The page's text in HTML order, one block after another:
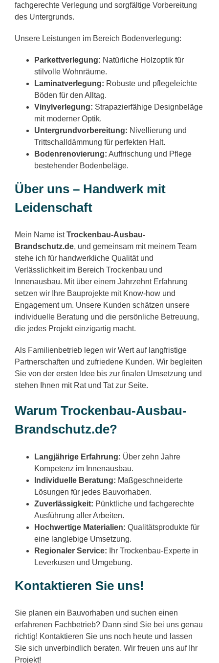
fachgerechte Verlegung und sorgfältige Vorbereitung
des Untergrunds.
Unsere Leistungen im Bereich Bodenverlegung:
Parkettverlegung: Natürliche Holzoptik für
stilvolle Wohnräume.
Laminatverlegung: Robuste und pflegeleichte
Böden für den Alltag.
Vinylverlegung: Strapazierfähige Designbeläge
mit moderner Optik.
Untergrundvorbereitung: Nivellierung und
Trittschalldämmung für perfekten Halt.
Bodenrenovierung: Auffrischung und Pflege
bestehender Bodenbeläge.
Über uns – Handwerk mit
Leidenschaft
Mein Name istTrockenbau-Ausbau-
Brandschutz.de, und gemeinsam mit meinem Team
stehe ich für handwerkliche Qualität und
Verlässlichkeit im Bereich Trockenbau und
Innenausbau. Mit über einem Jahrzehnt Erfahrung
setzen wir Ihre Bauprojekte mit Know-how und
Engagement um. Unsere Kunden schätzen unsere
individuelle Beratung und die persönliche Betreuung,
die jedes Projekt einzigartig macht.
Als Familienbetrieb legen wir Wert auf langfristige
Partnerschaften und zufriedene Kunden. Wir begleiten
Sie von der ersten Idee bis zur finalen Umsetzung und
stehen Ihnen mit Rat und Tat zur Seite.
Warum Trockenbau-Ausbau-
Brandschutz.de?
Langjährige Erfahrung: Über zehn Jahre
Kompetenz im Innenausbau.
Individuelle Beratung: Maßgeschneiderte
Lösungen für jedes Bauvorhaben.
Zuverlässigkeit: Pünktliche und fachgerechte
Ausführung aller Arbeiten.
Hochwertige Materialien: Qualitätsprodukte für
eine langlebige Umsetzung.
Regionaler Service: Ihr Trockenbau-Experte in
Leverkusen und Umgebung.
Kontaktieren Sie uns!
Sie planen ein Bauvorhaben und suchen einen
erfahrenen Fachbetrieb? Dann sind Sie bei uns genau
richtig! Kontaktieren Sie uns noch heute und lassen
Sie sich unverbindlich beraten. Wir freuen uns auf Ihr
Projekt!